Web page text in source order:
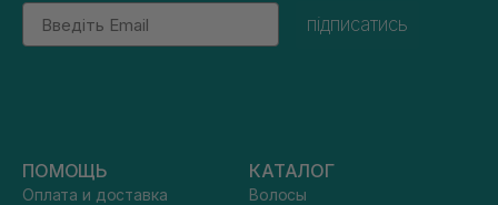
Email
підписатись
ПОМОЩЬ
Оплата и доставка
КАТАЛОГ
Волосы